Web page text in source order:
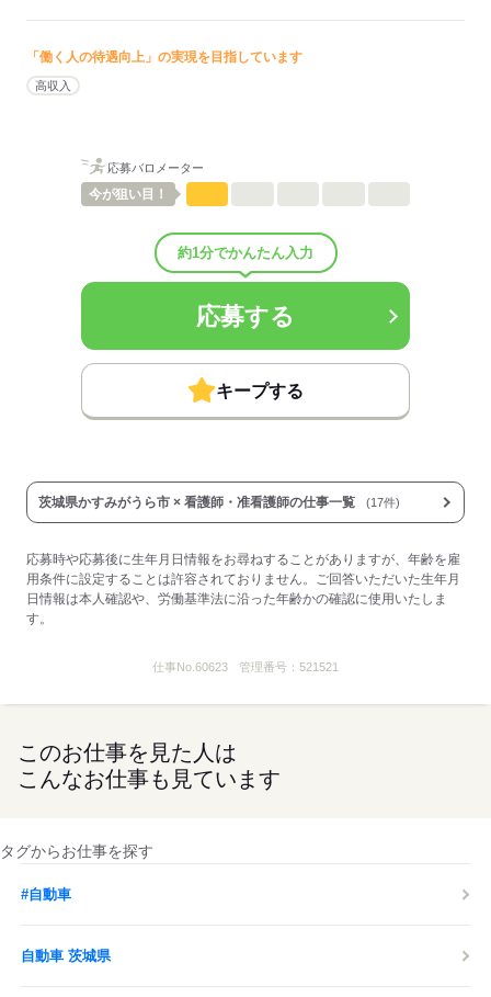
■賞与備考：なし
■受動喫煙防止措置：
敷地内禁煙
応募する
「働く人の待遇向上」の実現を目指しています
高収入
応募バロメーター
今が狙い目！
約1分でかんたん入力
応募する
キープする
茨城県かすみがうら市 × 看護師・准看護師の仕事一覧 (17件)
応募時や応募後に生年月日情報をお尋ねすることがありますが、年齢を雇
用条件に設定することは許容されておりません。ご回答いただいた生年月
日情報は本人確認や、労働基準法に沿った年齢かの確認に使用いたしま
す。
仕事No.60623 管理番号： 521521
このお仕事を見た人は
こんなお仕事も見ています
タグからお仕事を探す
#自動車
自動車 茨城県